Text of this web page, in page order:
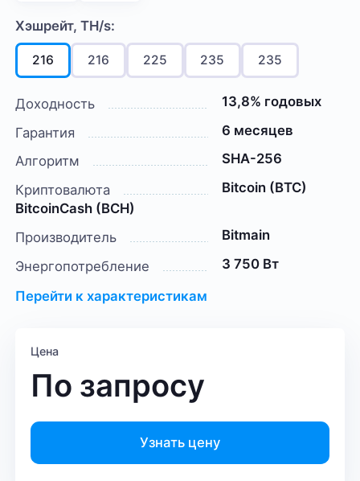
Хэшрейт, TH/s:
216 216 225 235 235
Доходность
13,8% годовых
Гарантия
6 месяцев
Алгоритм
SHA-256
Криптовалюта
Bitcoin (BTC)
BitcoinCash (BCH)
Производитель
Bitmain
Энергопотребление
3 750 Вт
Перейти к характеристикам
Цена
По запросу
Узнать цену